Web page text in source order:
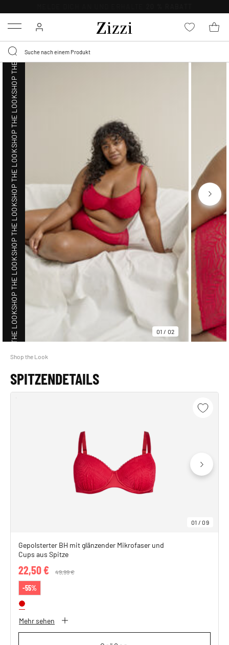
Menu
01 / 02
SHOP THE LOOK
SHOP THE LOOK
SHOP THE LOOK
SHOP THE LOOK
SHOP THE LOOK
SHOP THE LOOK
SHOP THE LOOK
SHOP THE LOOK
Shop the Look
SPITZENDETAILS
01 /09
Gepolsterter BH mit glänzender Mikrofaser und
Cups aus Spitze
Price reduced from
49,99 €
22,50 €
-55%
Mehr sehen